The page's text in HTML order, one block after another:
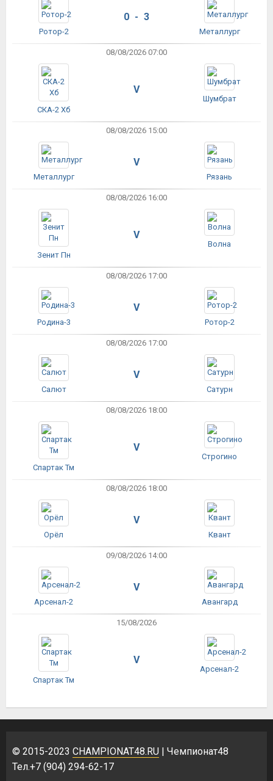
Ротор-2
0 - 3
Металлург
08/08/2026 07:00
СКА-2 Хб
V
Шумбрат
08/08/2026 15:00
Металлург
V
Рязань
08/08/2026 16:00
Зенит Пн
V
Волна
08/08/2026 17:00
Родина-3
V
Ротор-2
08/08/2026 17:00
Салют
V
Сатурн
08/08/2026 18:00
Спартак Тм
V
Строгино
08/08/2026 18:00
Орёл
V
Квант
09/08/2026 14:00
Арсенал-2
V
Авангард
15/08/2026
Спартак Тм
V
Арсенал-2
© 2015-2023 CHAMPIONAT48.RU | Чемпионат48
Тел.+7 (904) 294-62-17